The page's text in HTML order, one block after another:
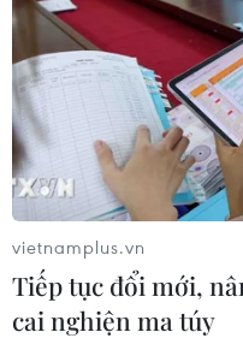
vietnamplus.vn
Tiếp tục đổi mới,
cai nghiện ma túy